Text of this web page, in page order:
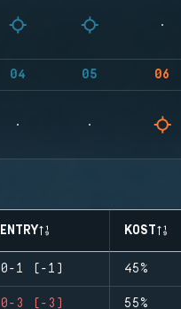
04 05 06
ENTRY KOST
0-1 (-1) 45%
0-3 (-3) 55%